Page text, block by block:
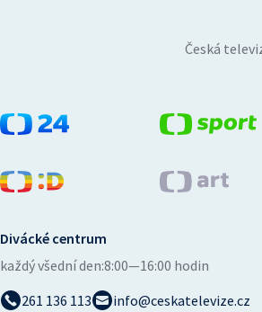
Česká
Divácké centrum
každý všední den:8:00—16:00 hodin
261 136 113
info@ceskatelevize.cz